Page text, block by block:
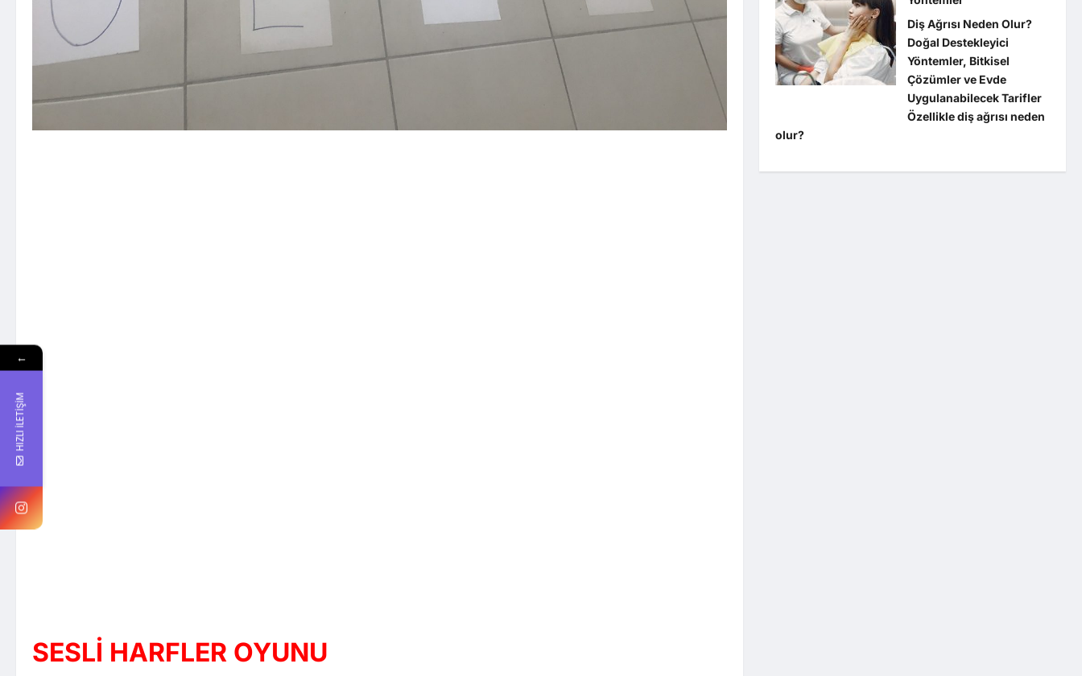
SESLİ HARFLER OYUNU
Diş Ağrısı Neden Olur?
Doğal Destekleyici
Yöntemler, Bitkisel
Çözümler ve Evde
Uygulanabilecek Tarifler
Özellikle diş ağrısı neden
olur?
←
HIZLI İLETİŞİM